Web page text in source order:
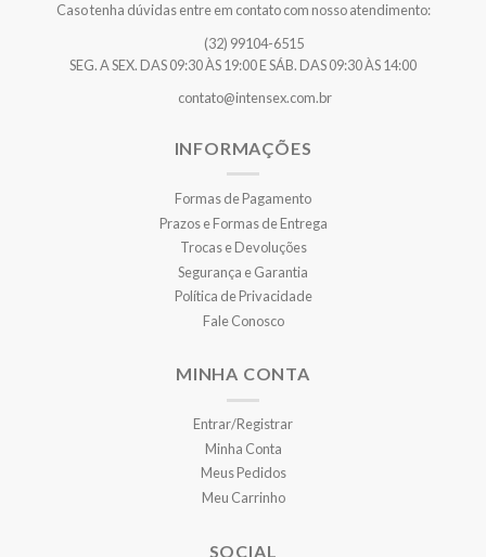
Caso tenha dúvidas entre em contato com nosso atendimento:
(32) 99104-6515
SEG. A SEX. DAS 09:30 ÀS 19:00 E SÁB. DAS 09:30 ÀS 14:00
contato@intensex.com.br
INFORMAÇÕES
Formas de Pagamento
Prazos e Formas de Entrega
Trocas e Devoluções
Segurança e Garantia
Política de Privacidade
Fale Conosco
MINHA CONTA
Entrar/Registrar
Minha Conta
Meus Pedidos
Meu Carrinho
SOCIAL